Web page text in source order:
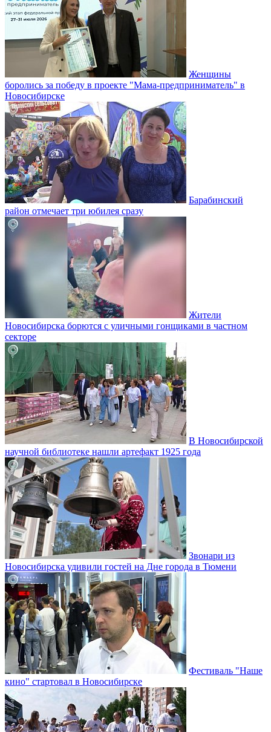
Женщины
боролись за победу в проекте "Мама-предприниматель" в
Новосибирске
Барабинский
район отмечает три юбилея сразу
Жители
Новосибирска борются с уличными гонщиками в частном
секторе
В Новосибирской
научной библиотеке нашли артефакт 1925 года
Звонари из
Новосибирска удивили гостей на Дне города в Тюмени
Фестиваль "Наше
кино" стартовал в Новосибирске